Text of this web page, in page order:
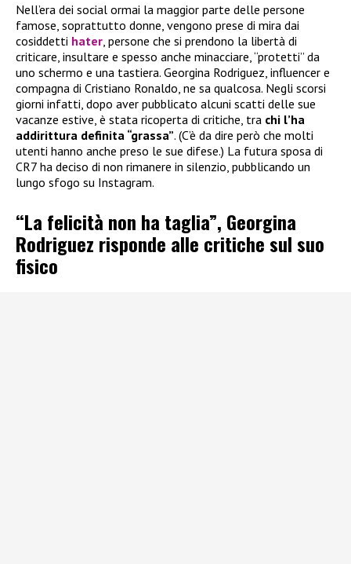
Nell’era dei social ormai la maggior parte delle persone
famose, soprattutto donne, vengono prese di mira dai
cosiddetti hater , persone che si prendono la libertà di
criticare, insultare e spesso anche minacciare, “protetti” da
uno schermo e una tastiera. Georgina Rodriguez, influencer e
compagna di Cristiano Ronaldo, ne sa qualcosa. Negli scorsi
giorni infatti, dopo aver pubblicato alcuni scatti delle sue
vacanze estive, è stata ricoperta di critiche, tra chi l’ha
addirittura definita “grassa”. (C’è da dire però che molti
utenti hanno anche preso le sue difese.) La futura sposa di
CR7 ha deciso di non rimanere in silenzio, pubblicando un
lungo sfogo su Instagram.
“La felicità non ha taglia”, Georgina
Rodriguez risponde alle critiche sul suo
fisico